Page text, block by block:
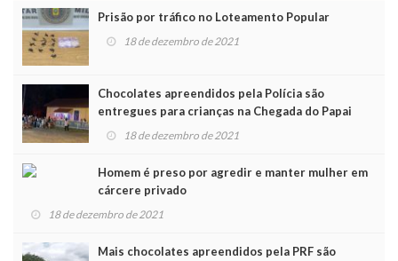
Prisão por tráfico no Loteamento Popular
18 de dezembro de 2021
Chocolates apreendidos pela Polícia são
entregues para crianças na Chegada do Papai
Noel 18 de dezembro de 2021
Homem é preso por agredir e manter mulher em
cárcere privado
18 de dezembro de 2021
Mais chocolates apreendidos pela PRF são